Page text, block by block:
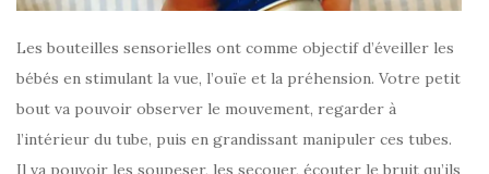
Les bouteilles sensorielles ont comme objectif d’éveiller les
bébés en stimulant la vue, l’ouïe et la préhension. Votre petit
bout va pouvoir observer le mouvement, regarder à
l’intérieur du tube, puis en grandissant manipuler ces tubes.
Il va pouvoir les soupeser, les secouer, écouter le bruit qu’ils